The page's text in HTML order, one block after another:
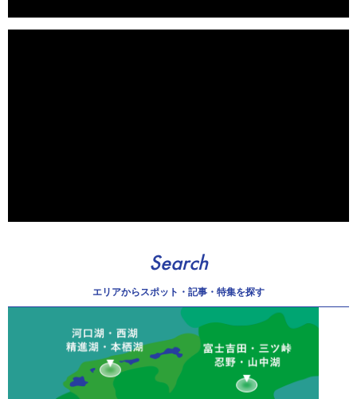
Search
エリアからスポット・記事・特集を探す